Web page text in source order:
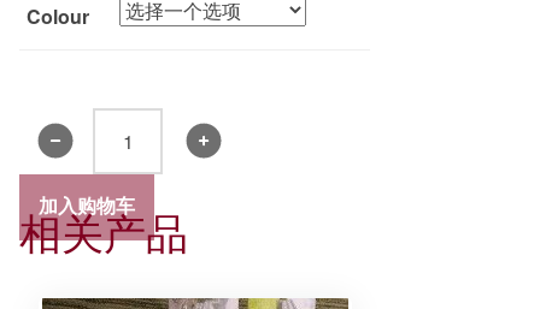
Colour
领
带
2019
-
加入购物车
相关产品